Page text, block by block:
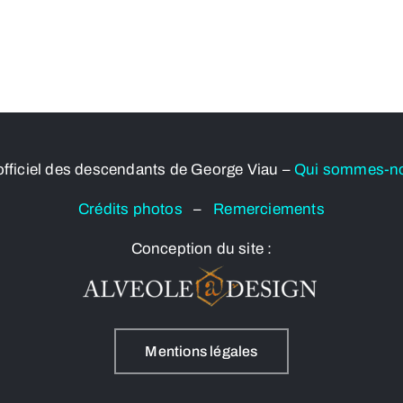
des descendants de George Viau – Qui sommes-
Crédits photos– Remerciements
Conception du site :
Mentions légales